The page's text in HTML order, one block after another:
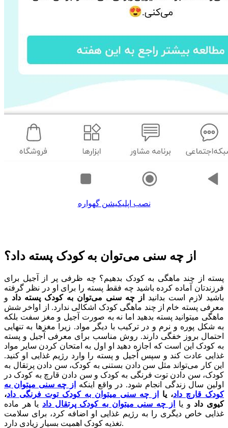
نصب اپلیکیشن گهواره
از چه سنی می‌توان به کودک پسته داد؟
پسته از چند ماهگی به کودک بدهیم؟ چه ظرفی پر از آجیل برای
فرزندتان آماده کرده باشید چه فقط پسته را برای او در نظر گرفته
باشید لازم است بدانید
از چه سنی می‌توان به کودک پسته داد و
معرفی پسته خام از چند ماهگی کودک اشکالی ندارد. از اواخر شش
ماهگی میتوانید پسته بدهید اما نه به صورت آجیل و مغز سفت بلکه
به شکل پوره و نرم و در ترکیب با دیگر مواد. زیرا مغزها به تنهایی
احتمال بروز خفگی دارند. روش مناسب برای معرفی آجیل و پسته
به کودک این است که اجازه دهید او اول به امتحان کردن سایر مواد
غذایی عادت کند و سپس آجیل و پسته را وارد رژیم غذایی او کنید.
این کار می‌تواند مثل سن دادن بستنی به کودک، سن دادن پرتقال به
کودک، سن دادن توت فرنگی به کودک و سن دادن قارچ به کودک در
اولین سال زندگی انجام شود. در واقع اینکه
از چه سنی میتوان به
کودک قارچ داد، یا از چه سنی میتوان به کودک توت فرنگی داد،
کیوی داد و یا از چه سنی میتوان به کودک پرتقال داد یا هر ماده
غذایی خاص دیگری را به رژیم غذایی او اضافه کرد، برای سلامت
تغذیه کودک اهمیت بسیار زیادی دارد.